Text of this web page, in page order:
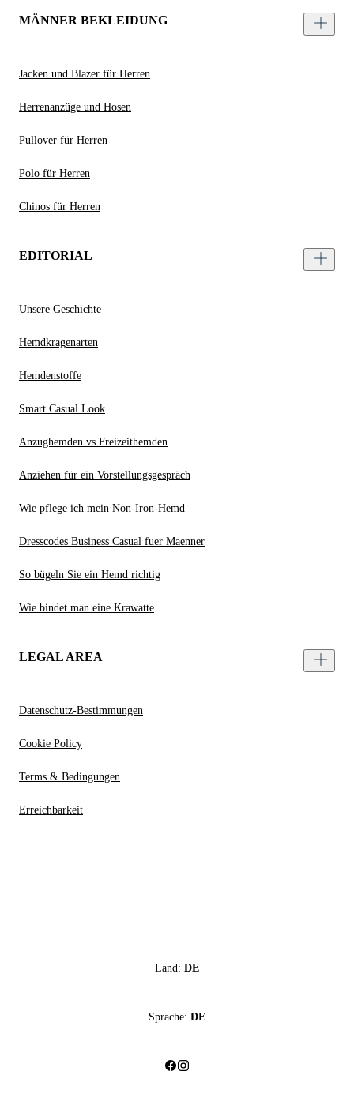
MÄNNER BEKLEIDUNG
Jacken und Blazer für Herren
Herrenanzüge und Hosen
Pullover für Herren
Polo für Herren
Chinos für Herren
EDITORIAL
Unsere Geschichte
Hemdkragenarten
Hemdenstoffe
Smart Casual Look
Anzughemden vs Freizeithemden
Anziehen für ein Vorstellungsgespräch
Wie pflege ich mein Non-Iron-Hemd
Dresscodes Business Casual fuer Maenner
So bügeln Sie ein Hemd richtig
Wie bindet man eine Krawatte
LEGAL AREA
Datenschutz-Bestimmungen
Cookie Policy
Terms & Bedingungen
Erreichbarkeit
Land: DE
Sprache: DE